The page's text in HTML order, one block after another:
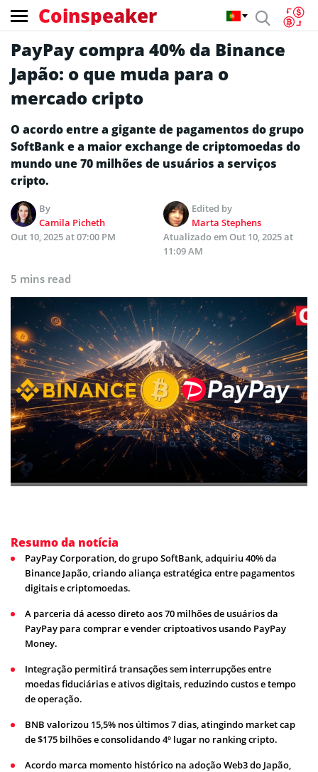
Coinspeaker
PayPay compra 40% da Binance
Japão: o que muda para o
mercado cripto
O acordo entre a gigante de pagamentos do grupo
SoftBank e a maior exchange de criptomoedas do
mundo une 70 milhões de usuários a serviços
cripto.
By
Camila Picheth
Edited by
Marta Stephens
Out 10, 2025 at 07:00 PM
Atualizado emOut 10, 2025 at
11:09 AM
5 mins read
Resumo da notícia
PayPay Corporation, do grupo SoftBank, adquiriu 40% da
Binance Japão, criando aliança estratégica entre pagamentos
digitais e criptomoedas.
A parceria dá acesso direto aos 70 milhões de usuários da
PayPay para comprar e vender criptoativos usando PayPay
Money.
Integração permitirá transações sem interrupções entre
moedas fiduciárias e ativos digitais, reduzindo custos e tempo
de operação.
BNB valorizou 15,5% nos últimos 7 dias, atingindo market cap
de $175 bilhões e consolidando 4º lugar no ranking cripto.
Acordo marca momento histórico na adoção Web3 do Japão,